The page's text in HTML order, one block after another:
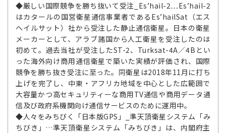
◆厳しい国際競争を勝ち抜いて受注_Es’hail-2…Es’hail-2
はカタールの国営衛星通信事業者であるEs’hailSat（エス
ヘイルサット）社から受注した静止通信衛星。日本の衛星
メーカーとして、アラブ諸国から人工衛星を受注したのは
初めて。過去当社が受注したST-2、Turksat-4A／4Bとい
った海外向け商用通信衛星で築いた実績が評価され、国際
競争を勝ち抜き受注に至った。同衛星は2018年11月に打ち
上げを完了し、中東・アフリカ地域を中心とした広範囲で
大容量かつ高セキュリティーな商用TV通信や商用データ通
信及び政府系機関向け通信サービスのために運用中。
◆人々をみちびく「日本版GPS」_準天頂衛星システム「み
ちびき」…準天頂衛星システム「みちびき」は、内閣府主